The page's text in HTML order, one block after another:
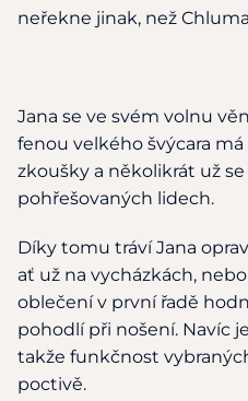
neřekne jinak, než Chluma
Jana se ve svém volnu
fenou velkého švýcara
zkoušky a několikrát už
pohřešovaných lidech.
Díky tomu tráví Jana
ať už na vycházkách,
oblečení v první řadě
pohodlí při nošení. Navíc
takže funkčnost
poctivě.